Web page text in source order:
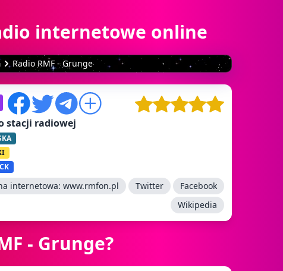
internetowe online
Radio RMF - Grunge
stacji radiowej
internetowa: www.rmfon.pl Twitter
Facebook
Wikipedia
- Grunge?